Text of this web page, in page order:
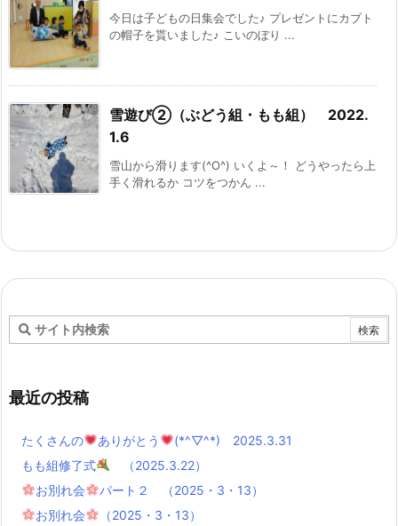
今日は子どもの日集会でした♪ プレゼントにカブト
の帽子を貰いました♪ こいのぼり ...
雪遊び②（ぶどう組・もも組） 2022.
1.6
雪山から滑ります(^O^) いくよ～！ どうやったら上
手く滑れるか コツをつかん ...
最近の投稿
たくさんの ありがとう
(*^▽^*) 2025.3.31
もも組修了式
（2025.3.22）
お別れ会
パート２ （2025・3・13）
お別れ会
（2025・3・13）